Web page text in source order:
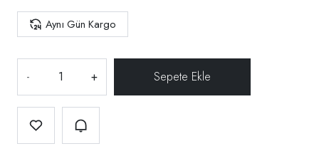
Aynı Gün Kargo
- +